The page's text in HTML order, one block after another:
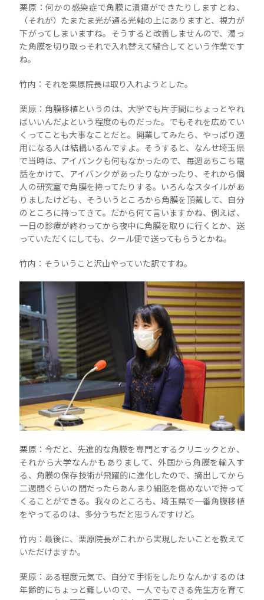
栗原：何かの感染症で角膜に潰瘍ができたりしますとね、
（それが）たまたま光が通る光軸の上にありますと、視力が
下がってしまいますね。そうすると改善しませんので、濁っ
た角膜を切り取っそれで入れ替えて縫合してという作業です
ね。
竹内：それを栗原院長は取り入れようとした。
栗原：角膜移植というのは、大学でも片手間にちょっとやれ
ばいいんだよという程度のものだった。でもそれを広めてい
くってことも大事なことだと。開業してみたら、やっぱり適
用になる人は結構いるんですよ。そうすると、なんせ埼玉県
で当時は、アイバンクも何もなかったので、毎週あちこち電
話をかけて、アイバンクがあったりなかったり、それから個
人の研究室で角膜を持ってたりする。いろんなスタイルがあ
りましたけども、そういうところから角膜を頂戴して、自分
のところに持ってきて。だから何て言いますかね、例えば、
一日の診療が終わってから夜中に角膜を取りに行くとか、送
っていただくにしても、クール便で送ってもらうとかね。
竹内：そういうこと沢山やっていた訳ですね。
栗原：今だと、先進的な角膜を専門とするクリニックとか、
それから大学なんかもありまして、外国から角膜を輸入す
る、角膜の保存技術が飛躍的に進化したので、摘出してから
二週間ぐらいの間だったらあんまり細胞を傷めないで持って
くることができる。我々のところも、埼玉県で一番角膜移植
をやってるのは、多分うちだと思うんですけど。
竹内：最後に、栗原院長がこれから実現したいことを教えて
いただけますか。
栗原：ある程度元気で、自分で手術をしたりなんかするのは
年齢的にちょっと難しいので、一人でもできる先生方を育て